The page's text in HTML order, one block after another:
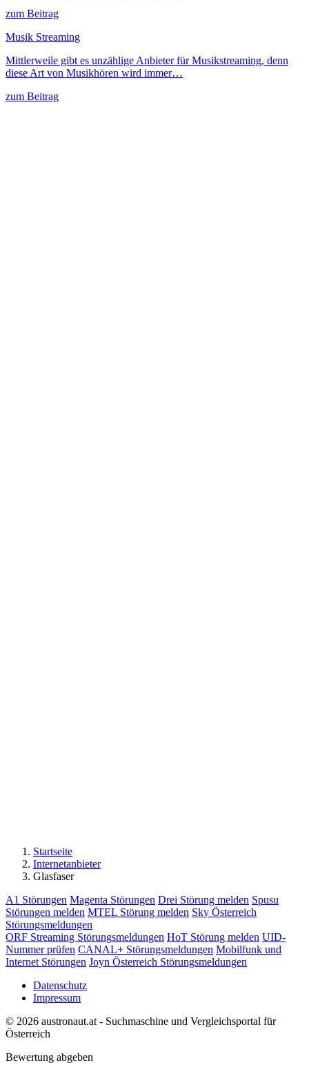
zum Beitrag
Musik Streaming
Mittlerweile gibt es unzählige Anbieter für Musikstreaming, denn
diese Art von Musikhören wird immer…
zum Beitrag
Startseite
Internetanbieter
Glasfaser
A1 Störungen Magenta Störungen Drei Störung melden Spusu
Störungen melden MTEL Störung melden Sky Österreich
Störungsmeldungen
ORF Streaming Störungsmeldungen HoT Störung melden UID-
Nummer prüfen CANAL+ Störungsmeldungen Mobilfunk und
Internet Störungen Joyn Österreich Störungsmeldungen
Datenschutz
Impressum
© 2026 austronaut.at - Suchmaschine und Vergleichsportal für
Österreich
Bewertung abgeben